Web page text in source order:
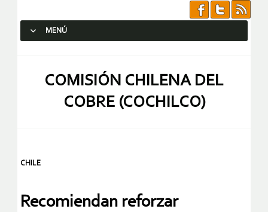
MENÚ
COMISIÓN CHILENA DEL
COBRE (COCHILCO)
CHILE
Recomiendan reforzar